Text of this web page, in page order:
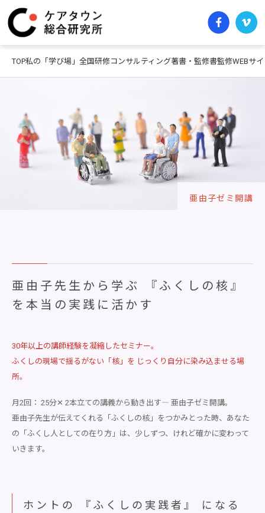
TOP私の「学び場」 全国研修コンサルティング著書・監修書監修WEBサ
亜由子ゼミ開講
亜由子先生から学ぶ 『ふくしの核』
を本当の実践に活かす
30年以上の講師経験を凝縮したセミナー。
ふくしの現場で揺るがない「核」を じっくり自分に染み込ませる場
所。
月2回： 25分✕ 2本立ての講義から動き出す― 亜由子ゼミ開講。
亜由子先生が伝えてくれる「ふくしの核」をつかみとった時、あなた
の「ふくし人としての在り方」は、少しずつ、けれど確かに変わって
いきます。
ホントの 『ふくしの実践者』 になる